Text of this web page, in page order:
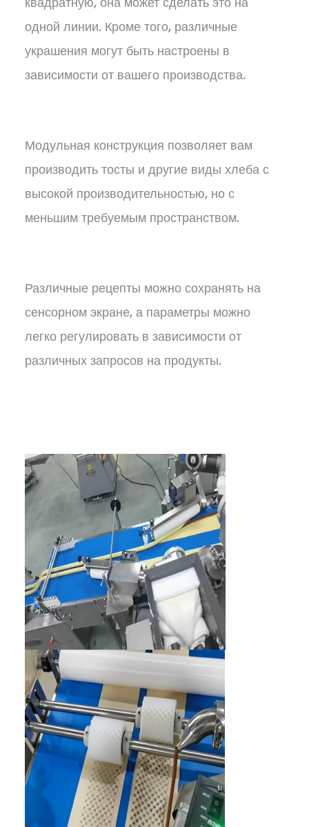
одной линии. Кроме того, различные
украшения могут быть настроены в
зависимости от вашего производства.
Модульная конструкция позволяет вам
производить тосты и другие виды хлеба с
высокой производительностью, но с
меньшим требуемым пространством.
Различные рецепты можно сохранять на
сенсорном экране, а параметры можно
легко регулировать в зависимости от
различных запросов на продукты.